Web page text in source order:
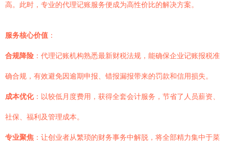
高。此时，专业的代理记账服务便成为高性价比的解决方案。
服务核心价值 ：
合规降险 ：代理记账机构熟悉最新财税法规，能确保企业记账报税准
确合规，有效避免因逾期申报、错报漏报带来的罚款和信用损失。
成本优化：以较低月度费用，获得全套会计服务，节省了人员薪资、
社保、福利及管理成本。
专业聚焦 ：让创业者从繁琐的财务事务中解脱，将全部精力集中于菜